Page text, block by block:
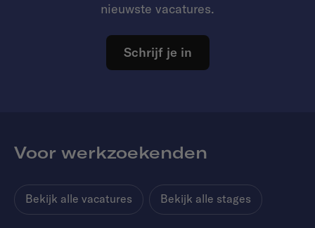
nieuwste vacatures.
Schrijf je in
Voor werkzoekenden
Bekijk alle vacatures Bekijk alle stages